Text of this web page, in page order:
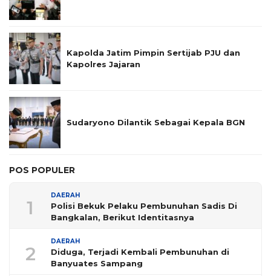
Kapolda Jatim Pimpin Sertijab PJU dan
Kapolres Jajaran
Sudaryono Dilantik Sebagai Kepala BGN
POS POPULER
1
DAERAH
Polisi Bekuk Pelaku Pembunuhan Sadis Di
Bangkalan, Berikut Identitasnya
2
DAERAH
Diduga, Terjadi Kembali Pembunuhan di
Banyuates Sampang